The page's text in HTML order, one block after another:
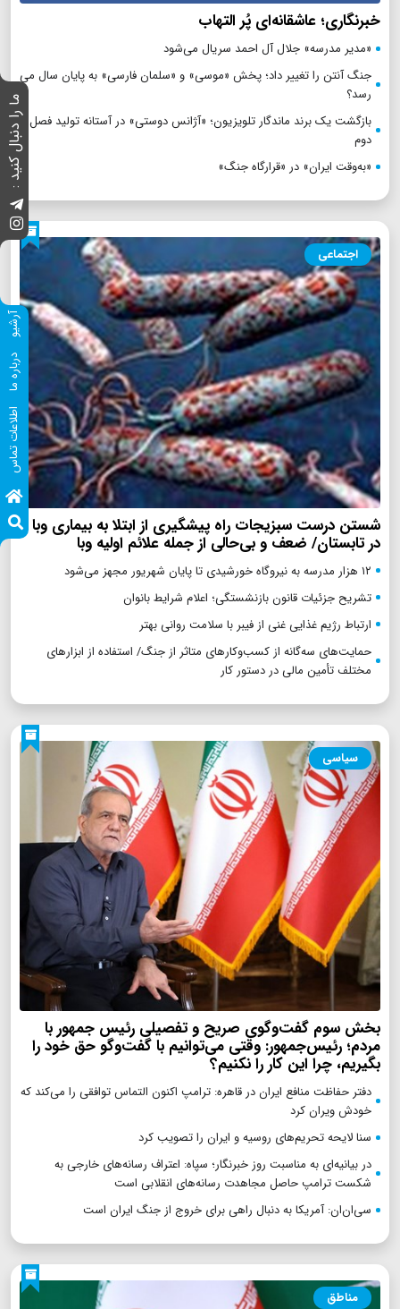
ما را دنبال کنید :
آرشیو
درباره ما
اطلاعات تماس
خبرنگاری؛ عاشقانه‌ای پُر التهاب
«مدیر مدرسه» جلال آل احمد سریال می‌شود
جنگ آنتن را تغییر داد؛ پخش «موسی» و «سلمان فارسی» به پایان سال می
رسد؟
بازگشت یک برند ماندگار تلویزیون؛ «آژانس دوستی» در آستانه تولید فصل
دوم
«به‌وقت ایران» در «قرارگاه جنگ»
اجتماعی
شستن درست سبزیجات راه پیشگیری از ابتلا به بیماری وبا
در تابستان/ ضعف و بی‌حالی از جمله علائم اولیه وبا
۱۲ هزار مدرسه به نیروگاه‌ خورشیدی تا پایان شهریور مجهز می‌شود
تشریح جزئیات قانون بازنشستگی؛ اعلام شرایط بانوان
ارتباط رژیم غذایی غنی از فیبر با سلامت روانی بهتر
حمایت‌های سه‌گانه از کسب‌وکارهای متاثر از جنگ/ استفاده از ابزارهای
مختلف تأمین مالی در دستور کار
سیاسی
بخش سوم گفت‌وگوی صریح و تفصیلی رئیس جمهور با
مردم؛ رئیس‌جمهور: وقتی می‌توانیم با گفت‌وگو حق خود را
بگیریم، چرا این کار را نکنیم؟
دفتر حفاظت منافع ایران در قاهره: ترامپ اکنون التماس توافقی را می‌کند که
خودش ویران کرد
سنا لایحه تحریم‌های روسیه و ایران را تصویب کرد
در بیانیه‌ای به مناسبت روز خبرنگار؛ سپاه: اعتراف رسانه‌های خارجی به
شکست ترامپ حاصل مجاهدت رسانه‌های انقلابی است
سی‌ان‌ان: آمریکا به دنبال راهی برای خروج از جنگ ایران است
مناطق